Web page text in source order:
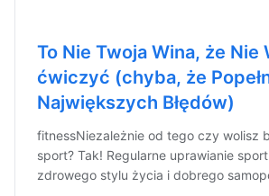
To Nie Twoja Wina, że Nie
ćwiczyć (chyba, że
Największych Błędów)
fitnessNiezależnie od tego czy wolisz
sport? Tak! Regularne uprawianie
zdrowego stylu życia i dobrego